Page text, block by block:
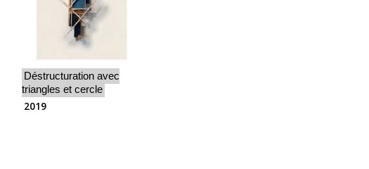
Déstructuration avec
triangles et cercle
2019